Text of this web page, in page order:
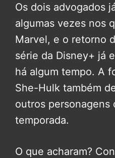
Os dois advogados
algumas vezes nos
Marvel, e o retorno
série da Disney+ já
há algum tempo. A
She-Hulk também
outros personagens
temporada.
O que acharam?